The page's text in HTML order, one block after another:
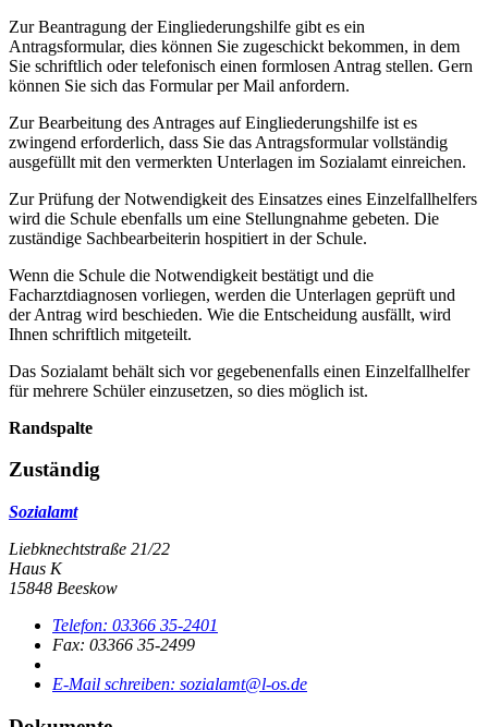
Zur Beantragung der Eingliederungshilfe gibt es ein
Antragsformular, dies können Sie zugeschickt bekommen, in dem
Sie schriftlich oder telefonisch einen formlosen Antrag stellen. Gern
können Sie sich das Formular per Mail anfordern.
Zur Bearbeitung des Antrages auf Eingliederungshilfe ist es
zwingend erforderlich, dass Sie das Antragsformular vollständig
ausgefüllt mit den vermerkten Unterlagen im Sozialamt einreichen.
Zur Prüfung der Notwendigkeit des Einsatzes eines Einzelfallhelfers
wird die Schule ebenfalls um eine Stellungnahme gebeten. Die
zuständige Sachbearbeiterin hospitiert in der Schule.
Wenn die Schule die Notwendigkeit bestätigt und die
Facharztdiagnosen vorliegen, werden die Unterlagen geprüft und
der Antrag wird beschieden. Wie die Entscheidung ausfällt, wird
Ihnen schriftlich mitgeteilt.
Das Sozialamt behält sich vor gegebenenfalls einen Einzelfallhelfer
für mehrere Schüler einzusetzen, so dies möglich ist.
Randspalte
Zuständig
Sozialamt
Liebknechtstraße 21/22
Haus K
15848 Beeskow
Telefon: 03366 35-2401
Fax: 03366 35-2499
E-Mail schreiben: sozialamt@l-os.de